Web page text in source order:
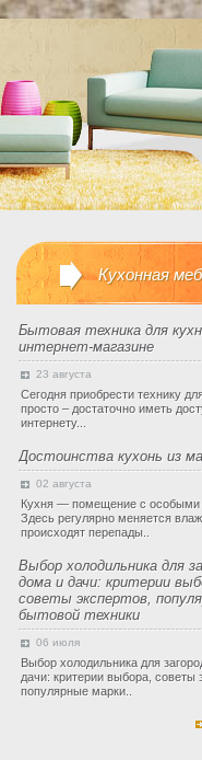
Кухонная
Бытовая техника для
интернет-магазине
23 августа
Сегодня приобрести технику
просто – достаточно иметь
интернету...
Достоинства кухонь из
02 августа
Кухня — помещение с особыми
Здесь регулярно меняется
происходят перепады..
Выбор холодильника для
дома и дачи: критерии
советы экспертов,
бытовой техники
06 июля
Выбор холодильника для
дачи: критерии выбора, советы
популярные марки..